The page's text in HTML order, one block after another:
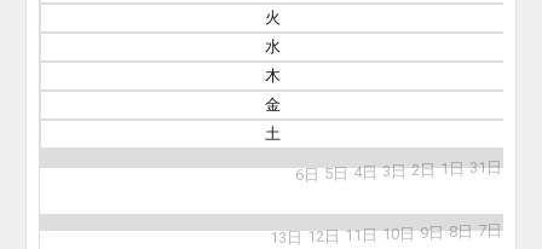
火
水
木
金
土
31日
1日
2日
3日
4日
5日
6日
7日
8日
9日
10日
11日
12日
13日